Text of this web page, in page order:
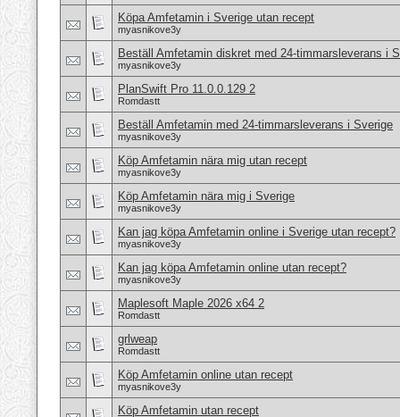
Köpa Amfetamin i Sverige utan recept
myasnikove3y
Beställ Amfetamin diskret med 24-timmarsleverans i
myasnikove3y
PlanSwift Pro 11.0.0.129 2
Romdastt
Beställ Amfetamin med 24-timmarsleverans i Sverige
myasnikove3y
Köp Amfetamin nära mig utan recept
myasnikove3y
Köp Amfetamin nära mig i Sverige
myasnikove3y
Kan jag köpa Amfetamin online i Sverige utan recept?
myasnikove3y
Kan jag köpa Amfetamin online utan recept?
myasnikove3y
Maplesoft Maple 2026 x64 2
Romdastt
grlweap
Romdastt
Köp Amfetamin online utan recept
myasnikove3y
Köp Amfetamin utan recept